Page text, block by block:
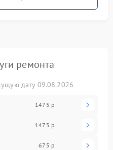
ремонта
дату 09.08.2026
1475 р
1475 р
675 р